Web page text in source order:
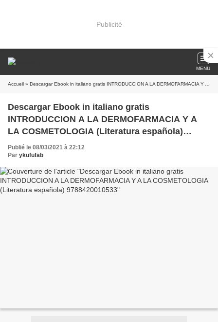
Publicité
MENU
Accueil » Descargar Ebook in italiano gratis INTRODUCCION A LA DERMOFARMACIA Y A LA COSMETOLOGIA (Literatura española) 9788420010533
Descargar Ebook in italiano gratis
INTRODUCCION A LA DERMOFARMACIA Y A
LA COSMETOLOGIA (Literatura española)
9788420010533
Publié le 08/03/2021 à 22:12
Par ykufufab